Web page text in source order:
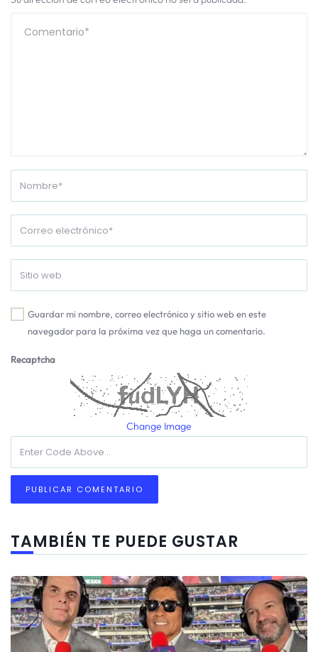
Guardar mi nombre, correo electrónico y sitio web en este
navegador para la próxima vez que haga un comentario.
Recaptcha
Change Image
TAMBIÉN TE PUEDE GUSTAR